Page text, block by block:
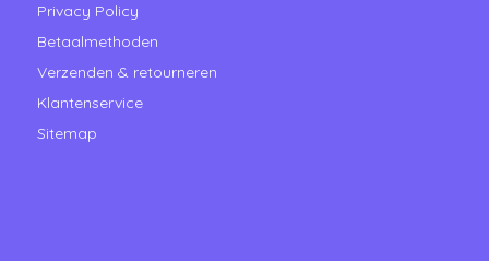
Privacy Policy
Betaalmethoden
Verzenden & retourneren
Klantenservice
Sitemap